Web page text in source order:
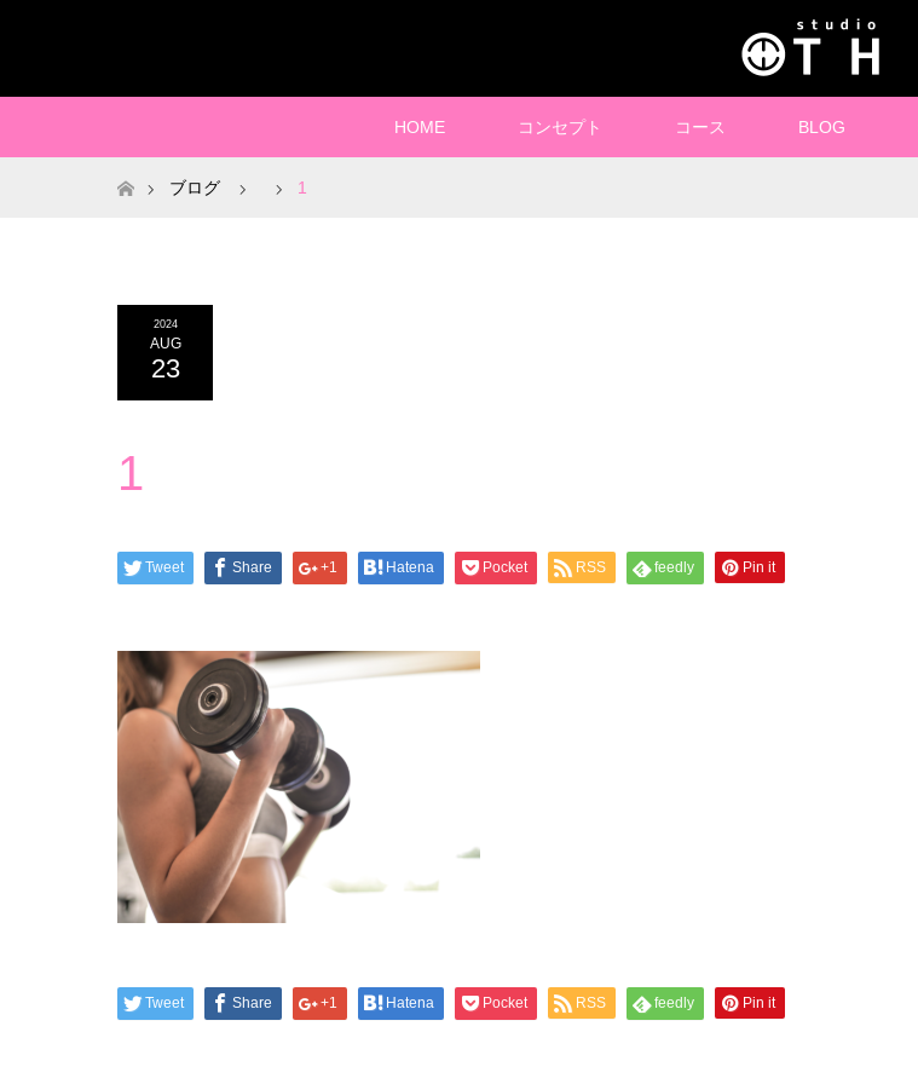
HOME コンセプト コース BLOG
ホームブログ 1
2024
AUG
23
1
Tweet Share +1 Hatena Pocket RSS feedly Pin it
Tweet Share +1 Hatena Pocket RSS feedly Pin it